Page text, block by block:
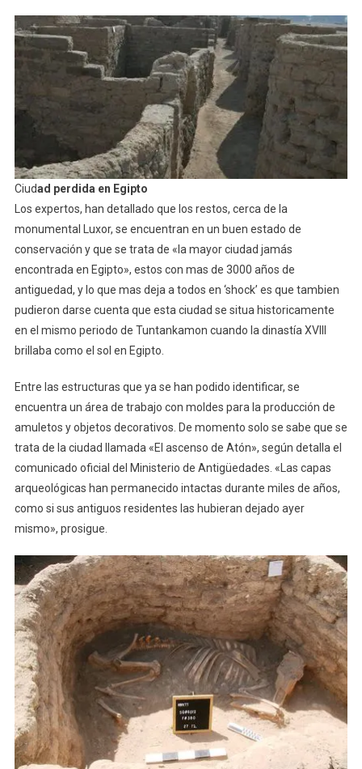
Ciudad perdida en Egipto
Los expertos, han detallado que los restos, cerca de la
monumental Luxor, se encuentran en un buen estado de
conservación y que se trata de «la mayor ciudad jamás
encontrada en Egipto», estos con mas de 3000 años de
antiguedad, y lo que mas deja a todos en ‘shock’ es que tambien
pudieron darse cuenta que esta ciudad se situa historicamente
en el mismo periodo de Tuntankamon cuando la dinastía XVIII
brillaba como el sol en Egipto.
Entre las estructuras que ya se han podido identificar, se
encuentra un área de trabajo con moldes para la producción de
amuletos y objetos decorativos. De momento solo se sabe que se
trata de la ciudad llamada «El ascenso de Atón», según detalla el
comunicado oficial del Ministerio de Antigüedades. «Las capas
arqueológicas han permanecido intactas durante miles de años,
como si sus antiguos residentes las hubieran dejado ayer
mismo», prosigue.